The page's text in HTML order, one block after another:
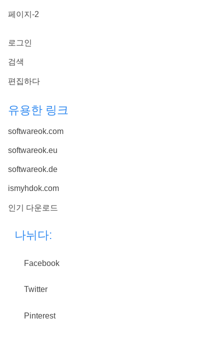
페이지-2
로그인
검색
편집하다
유용한 링크
softwareok.com
softwareok.eu
softwareok.de
ismyhdok.com
인기 다운로드
나뉘다:
Facebook
Twitter
Pinterest